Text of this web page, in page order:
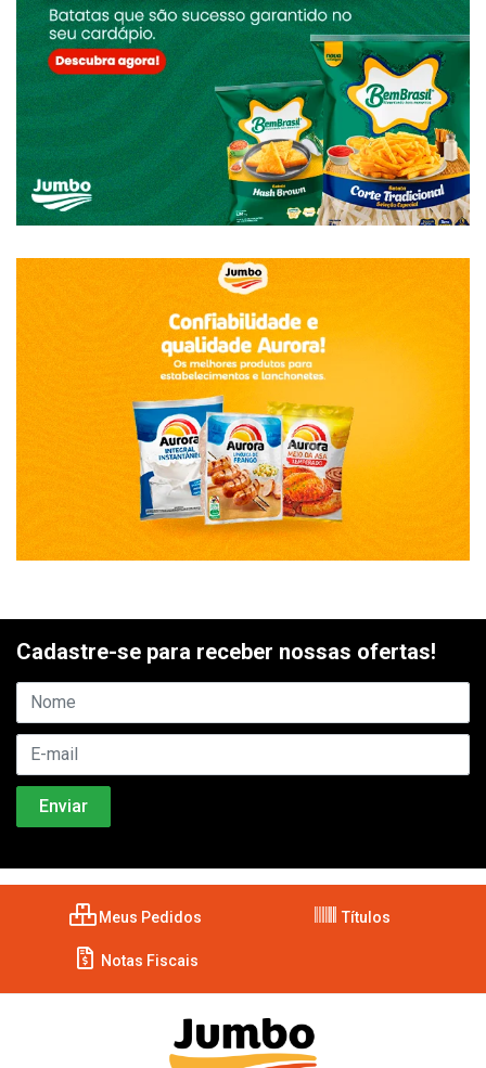
Cadastre-se para receber nossas ofertas!
Meus Pedidos Títulos
Notas Fiscais